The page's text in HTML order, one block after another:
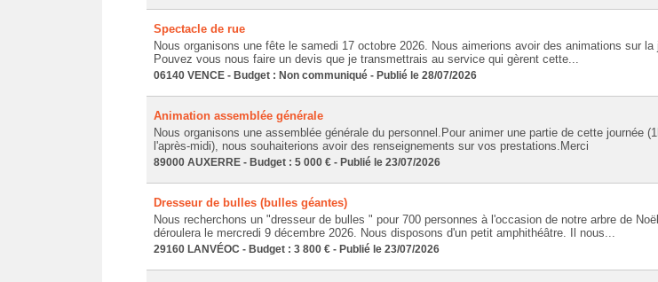
Spectacle de rue
Nous organisons une fête le samedi 17 octobre 2026. Nous aimerions avoir des animations sur la
Pouvez vous nous faire un devis que je transmettrais au service qui gèrent cette...
06140 VENCE - Budget : Non communiqué - Publié le 28/07/2026
Animation assemblée générale
Nous organisons une assemblée générale du personnel.Pour animer une partie de cette journée
l'après-midi), nous souhaiterions avoir des renseignements sur vos prestations.Merci
89000 AUXERRE - Budget : 5 000 € - Publié le 23/07/2026
Dresseur de bulles (bulles géantes)
Nous recherchons un "dresseur de bulles " pour 700 personnes à l'occasion de notre arbre de
déroulera le mercredi 9 décembre 2026. Nous disposons d'un petit amphithéâtre. Il nous...
29160 LANVÉOC - Budget : 3 800 € - Publié le 23/07/2026